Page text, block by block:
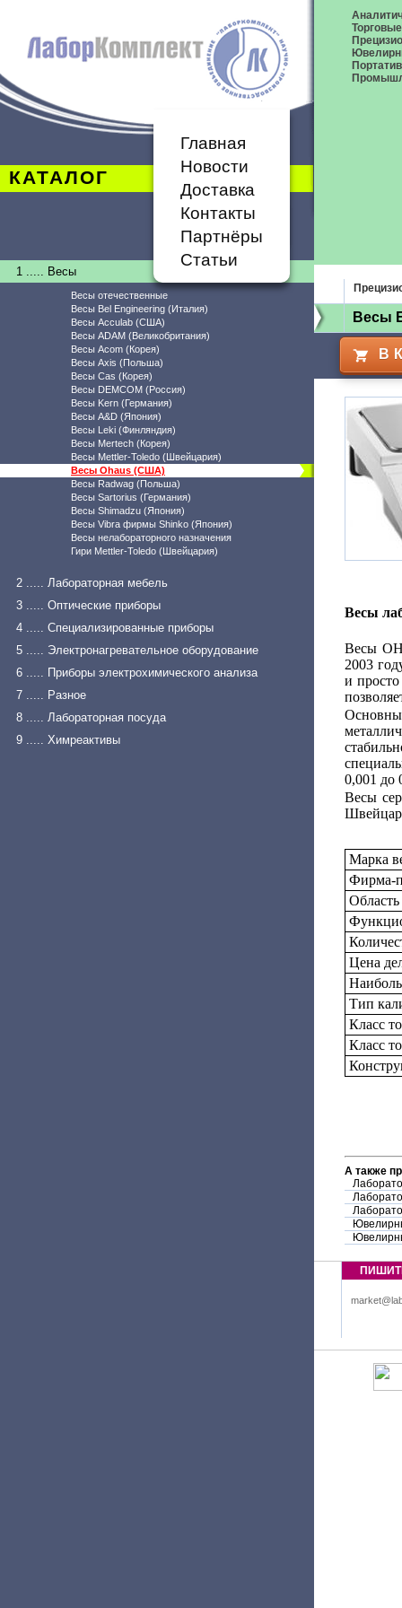
КАТАЛОГ
Главная
Новости
Доставка
Контакты
Партнёры
Статьи
1 ..... Весы
Весы отечественные
Весы Bel Engineering (Италия)
Весы Acculab (США)
Весы ADAM (Великобритания)
Весы Acom (Корея)
Весы Axis (Польша)
Весы Cas (Корея)
Весы DEMCOM (Россия)
Весы Kern (Германия)
Весы A&D (Япония)
Весы Leki (Финляндия)
Весы Mertech (Корея)
Весы Mettler-Toledo (Швейцария)
Весы Ohaus (США)
Весы Radwag (Польша)
Весы Sartorius (Германия)
Весы Shimadzu (Япония)
Весы Vibra фирмы Shinko (Япония)
Весы нелабораторного назначения
Гири Mettler-Toledo (Швейцария)
2 ..... Лабораторная мебель
3 ..... Оптические приборы
4 ..... Специализированные приборы
5 ..... Электронагревательное оборудование
6 ..... Приборы электрохимического анализа
7 ..... Разное
8 ..... Лабораторная посуда
9 ..... Химреактивы
Весы
В
Весы
Весы
2003
и
0,001 до
Весы
Марка
Фирма-
Цена
Тип
Класс
Класс
А также